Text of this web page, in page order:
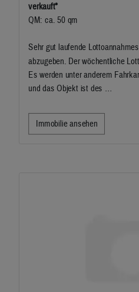
verkauft*
QM: ca. 50 qm
Sehr gut laufende
abzugeben. Der wöchentliche
Es werden unter anderem
und das Objekt ist des …
Immobilie ansehen